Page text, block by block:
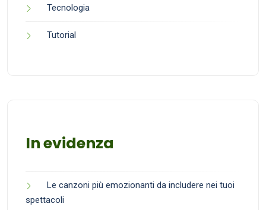
Tecnologia
Tutorial
In evidenza
Le canzoni più emozionanti da includere nei tuoi
spettacoli